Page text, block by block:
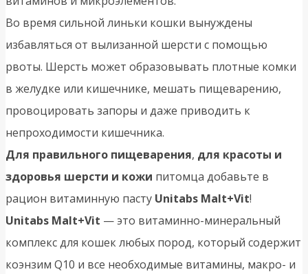
Во время сильной линьки кошки вынуждены
избавляться от вылизанной шерсти с помощью
рвоты. Шерсть может образовывать плотные комки
в желудке или кишечнике, мешать пищеварению,
провоцировать запоры и даже приводить к
непроходимости кишечника.
Для правильного пищеварения, для красоты и
здоровья шерсти и кожи питомца добавьте в
рацион витаминную пасту Unitabs Malt+Vit!
Unitabs Malt+Vit — это витаминно-минеральный
комплекс для кошек любых пород, который содержит
коэнзим Q10 и все необходимые витамины, макро- и